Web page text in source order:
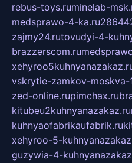
rebus-toys.ruminelab-
medsprawo-4-ka.ru
zajmy24.rutovudyi-4-
brazzerscom.ru
vskrytie-zamkov-moskva-
zed-online.rupimchax.ru
kitubeu2kuhnyanazakaz.ru
kuhnyaofabrikaufabrik.ru
xehyroo-5-
guzywia-4-